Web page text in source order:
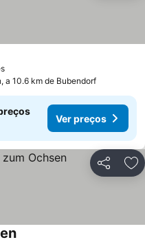
a 10.6 km de Bubendorf
Ver preços
Partilhar